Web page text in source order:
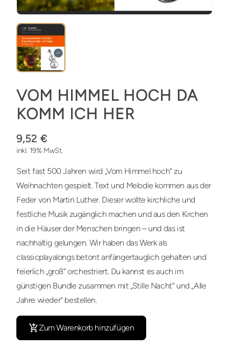
VOM HIMMEL HOCH DA
KOMM ICH HER
9,52 €
inkl. 19% MwSt.
Seit fast 500 Jahren wird „Vom Himmel hoch“ zu
Weihnachten gespielt. Text und Melodie kommen aus der
Feder von Martin Luther. Dieser wollte kirchliche und
festliche Musik zugänglich machen und aus den Kirchen
in die Häuser der Menschen bringen – und das ist
nachhaltig gelungen. Wir haben das Werk als
classicplayalongs betont anfängertauglich gehalten und
feierlich „groß“ orchestriert. Du kannst es auch im
günstigen Bundle zusammen mit „Stille Nacht“ und „Alle
Jahre wieder“ bestellen.
Zum Warenkorb hinzufügen